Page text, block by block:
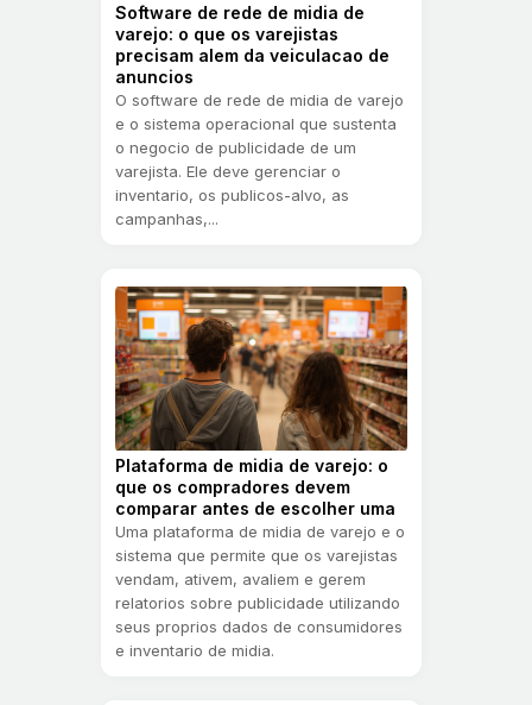
Software de rede de midia de
varejo: o que os varejistas
precisam alem da veiculacao de
anuncios
O software de rede de midia de varejo
e o sistema operacional que sustenta
o negocio de publicidade de um
varejista. Ele deve gerenciar o
inventario, os publicos-alvo, as
campanhas,...
Plataforma de midia de varejo: o
que os compradores devem
comparar antes de escolher uma
Uma plataforma de midia de varejo e o
sistema que permite que os varejistas
vendam, ativem, avaliem e gerem
relatorios sobre publicidade utilizando
seus proprios dados de consumidores
e inventario de midia.